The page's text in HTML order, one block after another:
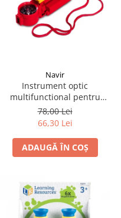
Navir
Instrument optic
multifunctional pentru
drumetii, Navir
78,00 Lei
66,30 Lei
ADAUGĂ ÎN COȘ